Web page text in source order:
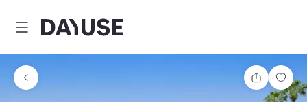
Dayuse
Partager